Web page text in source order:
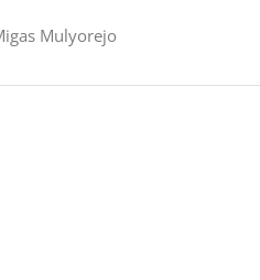
Mulyorejo